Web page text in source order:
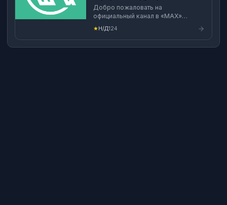
Добро пожаловать на
официальный канал в «MAX»
Шахунского колледжа аграрной
индустрии! Здесь вы найдете
актуальную информацию о наших
★ Н/Д124